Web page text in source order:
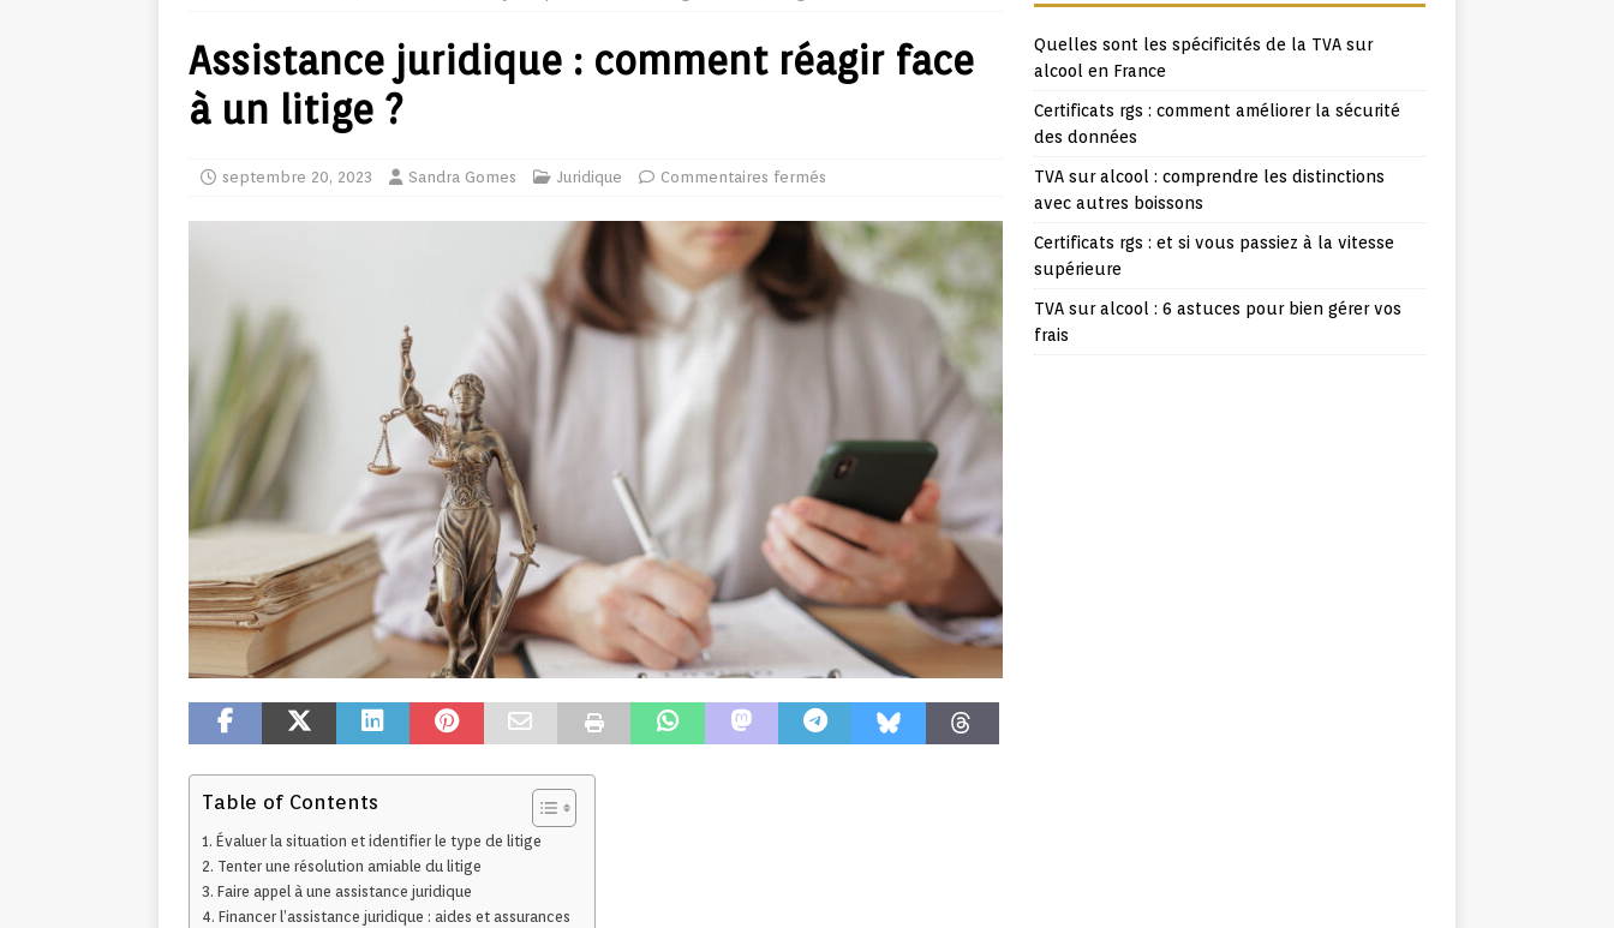
Assistance juridique : comment réagir face
à un litige ?
septembre 20, 2023 Sandra Gomes Juridique Commentaires fermés
Table of Contents
Évaluer la situation et identifier le type de litige
Tenter une résolution amiable du litige
Faire appel à une assistance juridique
Financer l’assistance juridique : aides et assurances
Quelles sont les spécificités de la TVA sur
alcool en France
Certificats rgs : comment améliorer la sécurité
des données
TVA sur alcool : comprendre les distinctions
avec autres boissons
Certificats rgs : et si vous passiez à la vitesse
supérieure
TVA sur alcool : 6 astuces pour bien gérer vos
frais